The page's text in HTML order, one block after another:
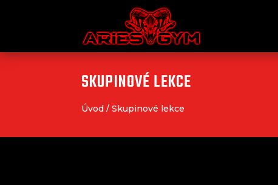
SKUPINOVÉ LEKCE
Úvod /Skupinové lekce